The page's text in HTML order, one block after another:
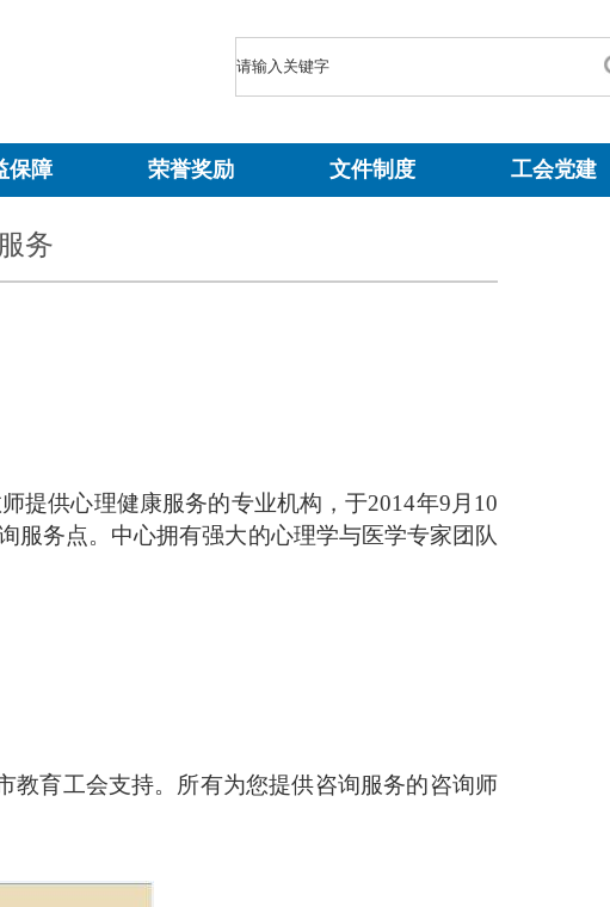
保障 荣誉奖励 文件制度 工会党建
务
提供心理健康服务的专业机构，于2014年9 月 10
服务点。中心拥有强大的心理学与医学专家团队
教育工会支持。所有为您提供咨询服务的咨询师